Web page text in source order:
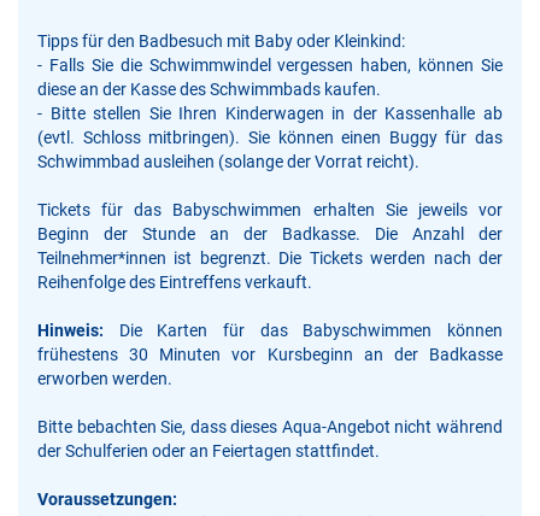
Tipps für den Badbesuch mit Baby oder Kleinkind:
- Falls Sie die Schwimmwindel vergessen haben, können Sie
diese an der Kasse des Schwimmbads kaufen.
- Bitte stellen Sie Ihren Kinderwagen in der Kassenhalle ab
(evtl. Schloss mitbringen). Sie können einen Buggy für das
Schwimmbad ausleihen (solange der Vorrat reicht).
Tickets für das Babyschwimmen erhalten Sie jeweils vor
Beginn der Stunde an der Badkasse. Die Anzahl der
Teilnehmer*innen ist begrenzt. Die Tickets werden nach der
Reihenfolge des Eintreffens verkauft.
Hinweis: Die Karten für das Babyschwimmen können
frühestens 30 Minuten vor Kursbeginn an der Badkasse
erworben werden.
Bitte bebachten Sie, dass dieses Aqua-Angebot nicht während
der Schulferien oder an Feiertagen stattfindet.
Voraussetzungen: